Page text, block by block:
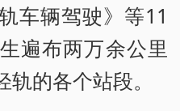
车辆驾驶》等11
遍布两万余公里
的各个站段。